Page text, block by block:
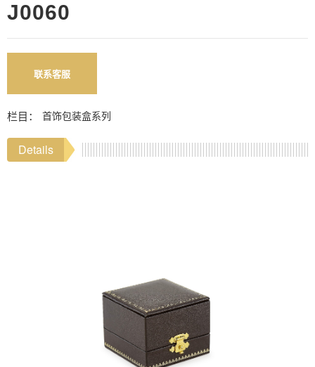
J0060
联系客服
栏目： 首饰包装盒系列
Details